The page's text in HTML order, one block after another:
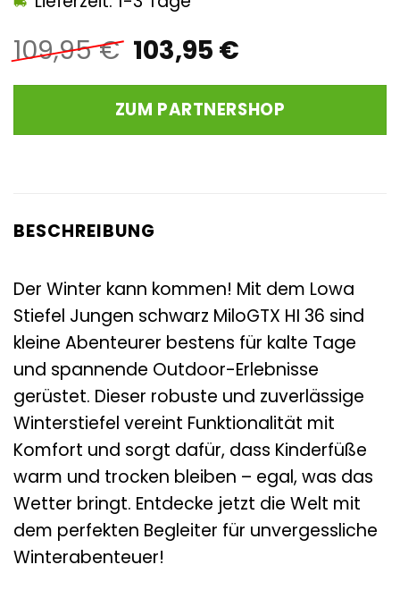
109,95€ Ursprünglicher
Preis
war:
109,95 €
103,95 €Aktueller
ist:
103,95 €.
ZUM PARTNERSHOP
BESCHREIBUNG
Der Winter kann kommen! Mit dem Lowa
Stiefel Jungen schwarz MiloGTX HI 36 sind
kleine Abenteurer bestens für kalte Tage
und spannende Outdoor-Erlebnisse
gerüstet. Dieser robuste und zuverlässige
Winterstiefel vereint Funktionalität mit
Komfort und sorgt dafür, dass Kinderfüße
warm und trocken bleiben – egal, was das
Wetter bringt. Entdecke jetzt die Welt mit
dem perfekten Begleiter für unvergessliche
Winterabenteuer!